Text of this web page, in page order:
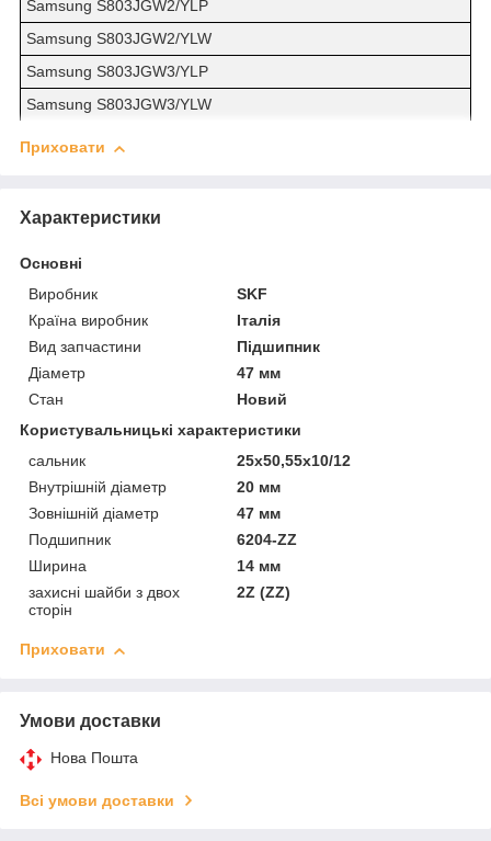
Samsung S803JGW2/YLP
Samsung S803JGW2/YLW
Samsung S803JGW3/YLP
Samsung S803JGW3/YLW
Приховати
Характеристики
Основні
Виробник
SKF
Країна виробник
Італія
Вид запчастини
Підшипник
Діаметр
47 мм
Стан
Новий
Користувальницькі характеристики
сальник
25х50,55х10/12
Внутрішній діаметр
20 мм
Зовнішній діаметр
47 мм
Подшипник
6204-ZZ
Ширина
14 мм
захисні шайби з двох
сторін
2Z (ZZ)
Приховати
Умови доставки
Нова Пошта
Всі умови доставки